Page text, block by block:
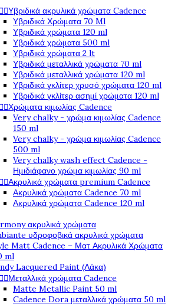
Υβριδικά ακρυλικά χρώματα Cadence
Υβριδικά Χρώματα 70 Ml
Υβριδικά χρώματα 120 ml
Υβριδικά χρώματα 500 ml
Υβριδικά χρώματα 2 lt
Υβριδικά μεταλλικά χρώματα 70 ml
Υβριδικά μεταλλικά χρώματα 120 ml
Υβριδικά γκλίτερ χρυσό χρώματα 120 ml
Υβριδικά γκλίτερ ασημί χρώματα 120 ml
Χρώματα κιμωλίας Cadence
Very chalky - χρώμα κιμωλίας Cadence
150 ml
Very chalky - χρώμα κιμωλίας Cadence
500 ml
Very chalky wash effect Cadence -
Ημιδιάφανο χρώμα κιμωλίας 90 ml
Ακρυλικά χρώματα premium Cadence
Ακρυλικά χρώματα Cadence 70 ml
Ακρυλικά χρώματα Cadence 120 ml
ακρυλικά χρώματα
υδροφοβικά ακρυλικά χρώματα
Matt Cadence – Ματ Ακρυλικά Χρώματα
ml
Lacquered Paint (Λάκα)
Μεταλλικά χρώματα Cadence
Matte Metallic Paint 50 ml
Cadence Dora μεταλλικά χρώματα 50 ml